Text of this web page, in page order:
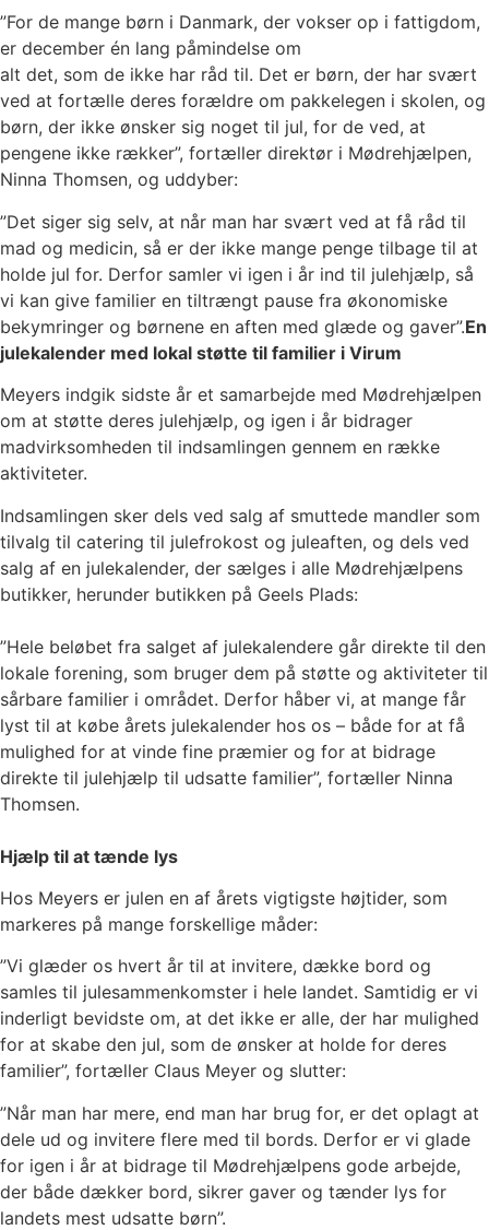
”For de mange børn i Danmark, der vokser op i fattigdom,
er december én lang påmindelse om
alt det, som de ikke har råd til. Det er børn, der har svært
ved at fortælle deres forældre om pakkelegen i skolen, og
børn, der ikke ønsker sig noget til jul, for de ved, at
pengene ikke rækker”, fortæller direktør i Mødrehjælpen,
Ninna Thomsen, og uddyber:
”Det siger sig selv, at når man har svært ved at få råd til
mad og medicin, så er der ikke mange penge tilbage til at
holde jul for. Derfor samler vi igen i år ind til julehjælp, så
vi kan give familier en tiltrængt pause fra økonomiske
bekymringer og børnene en aften med glæde og gaver”.En
julekalender med lokal støtte til familier i Virum
Meyers indgik sidste år et samarbejde med Mødrehjælpen
om at støtte deres julehjælp, og igen i år bidrager
madvirksomheden til indsamlingen gennem en række
aktiviteter.
Indsamlingen sker dels ved salg af smuttede mandler som
tilvalg til catering til julefrokost og juleaften, og dels ved
salg af en julekalender, der sælges i alle Mødrehjælpens
butikker, herunder butikken på Geels Plads:
”Hele beløbet fra salget af julekalendere går direkte til den
lokale forening, som bruger dem på støtte og aktiviteter til
sårbare familier i området. Derfor håber vi, at mange får
lyst til at købe årets julekalender hos os – både for at få
mulighed for at vinde fine præmier og for at bidrage
direkte til julehjælp til udsatte familier”, fortæller Ninna
Thomsen.
Hjælp til at tænde lys
Hos Meyers er julen en af årets vigtigste højtider, som
markeres på mange forskellige måder:
”Vi glæder os hvert år til at invitere, dække bord og
samles til julesammenkomster i hele landet. Samtidig er vi
inderligt bevidste om, at det ikke er alle, der har mulighed
for at skabe den jul, som de ønsker at holde for deres
familier”, fortæller Claus Meyer og slutter:
”Når man har mere, end man har brug for, er det oplagt at
dele ud og invitere flere med til bords. Derfor er vi glade
for igen i år at bidrage til Mødrehjælpens gode arbejde,
der både dækker bord, sikrer gaver og tænder lys for
landets mest udsatte børn”.